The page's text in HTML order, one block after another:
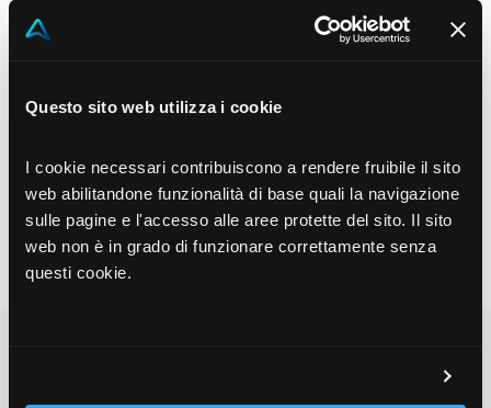
Questo sito web utilizza i cookie
I cookie necessari contribuiscono a rendere fruibile il sito
web abilitandone funzionalità di base quali la navigazione
sulle pagine e l'accesso alle aree protette del sito. Il sito
web non è in grado di funzionare correttamente senza
questi cookie.
Niente più attese fino a fine mese, né appunti sparsi o
Tutto ciò che viene inserito confluisce istantaneamente nel
sistema, offrendo a PM e team finance una visibilità in tempo
persona è parte integrante del progetto — sul campo, allineata
e pienamente coinvolta.